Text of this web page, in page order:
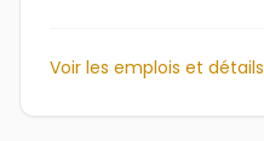
Voir les emplois et détails